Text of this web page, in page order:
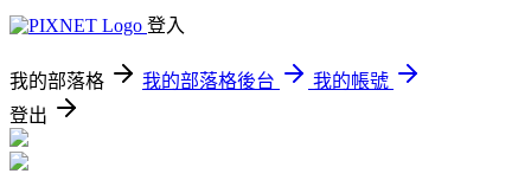
登入
我的部落格 我的部落格後台
我的帳號
登出